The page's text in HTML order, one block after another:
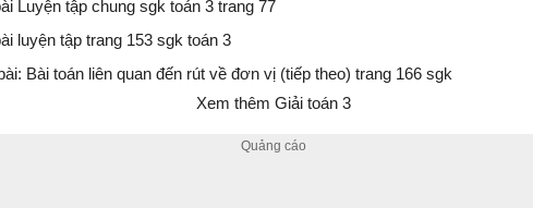
Luyện tập chung sgk toán 3 trang 77
luyện tập trang 153 sgk toán 3
Bài toán liên quan đến rút về đơn vị (tiếp theo) trang 166 sgk
Xem thêm Giải toán 3